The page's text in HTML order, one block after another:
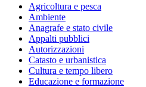
Agricoltura e pesca
Ambiente
Anagrafe e stato civile
Appalti pubblici
Autorizzazioni
Catasto e urbanistica
Cultura e tempo libero
Educazione e formazione